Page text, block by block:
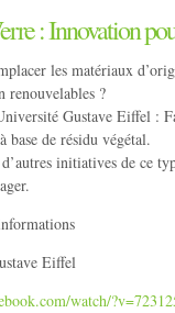
: Innovation
les matériaux
renouvelables ?
Gustave Eiffel :
base de résidu végétal.
initiatives de ce
Eiffel
watch/